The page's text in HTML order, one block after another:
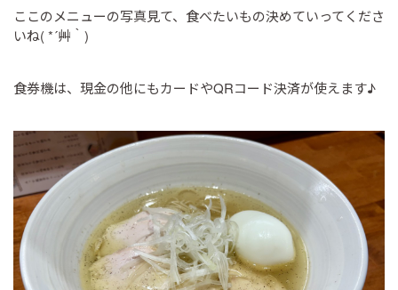
ここのメニューの写真見て、食べたいもの決めていってくださ
いね( *´艸｀)
食券機は、現金の他にもカードやQRコード決済が使えます♪